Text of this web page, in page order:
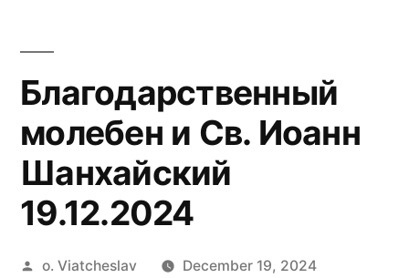
Благодарственный
молебен и Св. Иоанн
Шанхайский
19.12.2024
Posted
o. Viatcheslav December 19, 2024